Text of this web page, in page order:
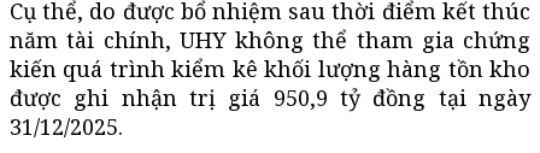
Cụ thể, do được bổ nhiệm sau thời điểm kết thúc
năm tài chính, UHY không thể tham gia chứng
kiến quá trình kiểm kê khối lượng hàng tồn kho
được ghi nhận trị giá 950,9 tỷ đồng tại ngày
31/12/2025.